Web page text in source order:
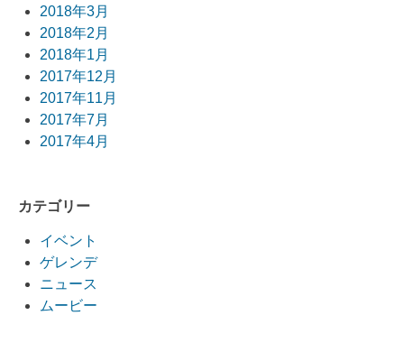
2018年3月
2018年2月
2018年1月
2017年12月
2017年11月
2017年7月
2017年4月
カテゴリー
イベント
ゲレンデ
ニュース
ムービー